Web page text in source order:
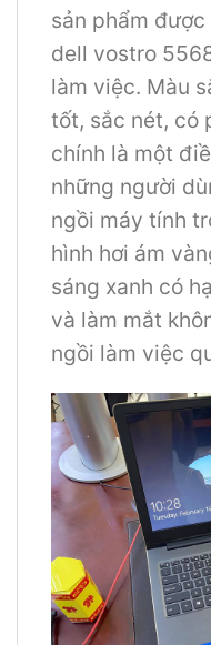
sản phẩm
dell vostro
làm việc. Màu
tốt, sắc nét, có
chính là một
những người
ngồi máy tính
hình hơi ám
sáng xanh có
và làm mắt
ngồi làm việc